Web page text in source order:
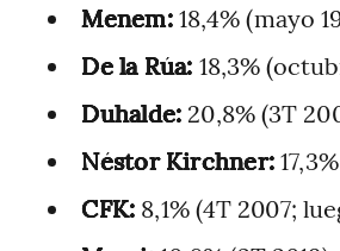
Menem:18,4% (mayo
De la Rúa: 18,3%
Duhalde: 20,8% (3T
Néstor Kirchner:
CFK: 8,1% (4T 2007;